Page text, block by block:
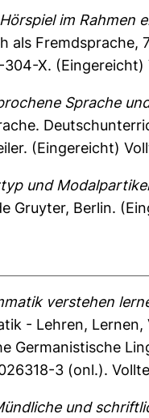
im Rahmen
als Fremdsprache,
X.
Sprache
(Eingereicht)
und
Gruyter, Berlin.
verstehen
- Lehren,
Germanistische
3 (onl.).
und